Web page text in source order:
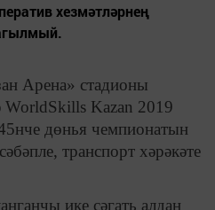
хезмәтләрнең
Арена» стадионы
WorldSkills Kazan 2019
дөнья чемпионатын
транспорт хәрәкәте
ике сәгать алдан